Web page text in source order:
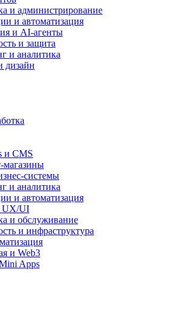
и администрирование
и автоматизация
и AI-агенты
и защита
и аналитика
дизайн
и CMS
магазины
системы
и аналитика
и автоматизация
UX/UI
и обслуживание
и инфраструктура
и Web3
Apps